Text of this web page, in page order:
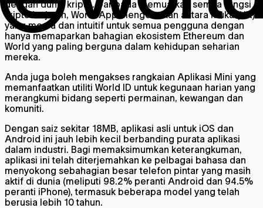
dengan dunia kripto. Daripada memuatkan semua fungsi
kripto lanjutan, World App mengekalkan antara muka (UX)
yang mesra dan intuitif untuk semua pengguna dengan
hanya memaparkan bahagian ekosistem Ethereum dan
World yang paling berguna dalam kehidupan seharian
mereka.
Anda juga boleh mengakses rangkaian Aplikasi Mini yang
memanfaatkan utiliti World ID untuk kegunaan harian yang
merangkumi bidang seperti permainan, kewangan dan
komuniti.
Dengan saiz sekitar 18MB, aplikasi asli untuk iOS dan
Android ini jauh lebih kecil berbanding purata aplikasi
dalam industri. Bagi memaksimumkan keterangkuman,
aplikasi ini telah diterjemahkan ke pelbagai bahasa dan
menyokong sebahagian besar telefon pintar yang masih
aktif di dunia (meliputi 98.2% peranti Android dan 94.5%
peranti iPhone), termasuk beberapa model yang telah
berusia lebih 10 tahun.